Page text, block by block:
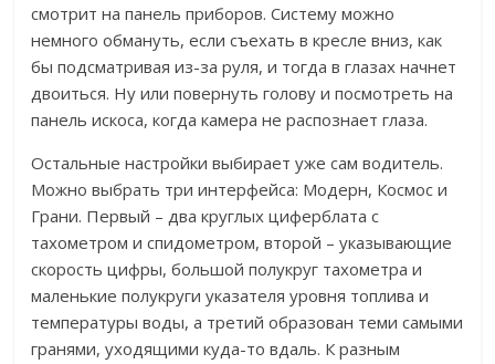
смотрит на панель приборов. Систему можно
немного обмануть, если съехать в кресле вниз, как
бы подсматривая из-за руля, и тогда в глазах начнет
двоиться. Ну или повернуть голову и посмотреть на
панель искоса, когда камера не распознает глаза.
Остальные настройки выбирает уже сам водитель.
Можно выбрать три интерфейса: Модерн, Космос и
Грани. Первый – два круглых циферблата с
тахометром и спидометром, второй – указывающие
скорость цифры, большой полукруг тахометра и
маленькие полукруги указателя уровня топлива и
температуры воды, а третий образован теми самыми
гранями, уходящими куда-то вдаль. К разным